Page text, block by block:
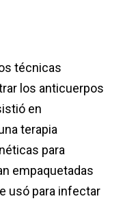
técnicas
los anticuerpos
en
terapia
para
empaquetadas
usó para infectar